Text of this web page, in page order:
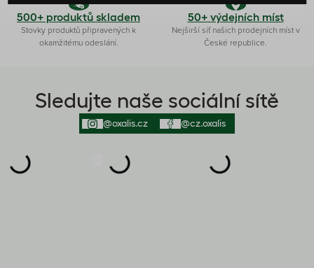
500+ produktů skladem
Stovky produktů připravených k
okamžitému odeslání.
50+ výdejních míst
Nejširší síť našich prodejních míst v
České republice.
Sledujte naše sociální sítě
@oxalis.cz @cz.oxalis